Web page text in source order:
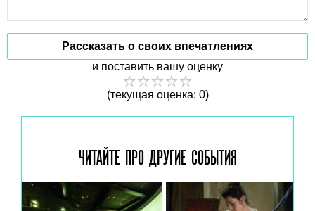
Рассказать о своих впечатлениях
и поставить вашу оценку
(текущая оценка: 0)
ЧИТАЙТЕ ПРО ДРУГИЕ СОБЫТИЯ